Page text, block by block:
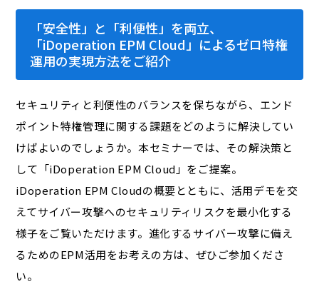
「安全性」と「利便性」を両立、
「iDoperation EPM Cloud」によるゼロ特権
運用の実現方法をご紹介
セキュリティと利便性のバランスを保ちながら、エンド
ポイント特権管理に関する課題をどのように解決してい
けばよいのでしょうか。本セミナーでは、その解決策と
して「iDoperation EPM Cloud」をご提案。
iDoperation EPM Cloudの概要とともに、活用デモを交
えてサイバー攻撃へのセキュリティリスクを最小化する
様子をご覧いただけます。進化するサイバー攻撃に備え
るためのEPM活用をお考えの方は、ぜひご参加くださ
い。